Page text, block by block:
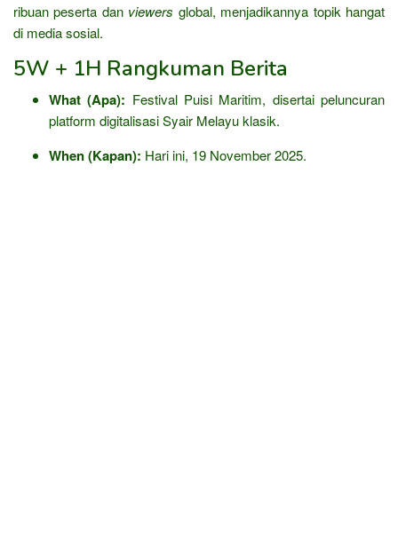
ribuan peserta dan viewers global, menjadikannya topik hangat
di media sosial.
5W + 1H Rangkuman Berita
What (Apa): Festival Puisi Maritim, disertai peluncuran
platform digitalisasi Syair Melayu klasik.
When (Kapan): Hari ini, 19 November 2025.